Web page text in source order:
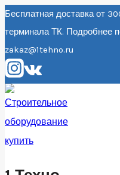
Перейти
к
содержанию
Бесплатная доставка от
терминала ТК.
zakaz@1tehno.ru